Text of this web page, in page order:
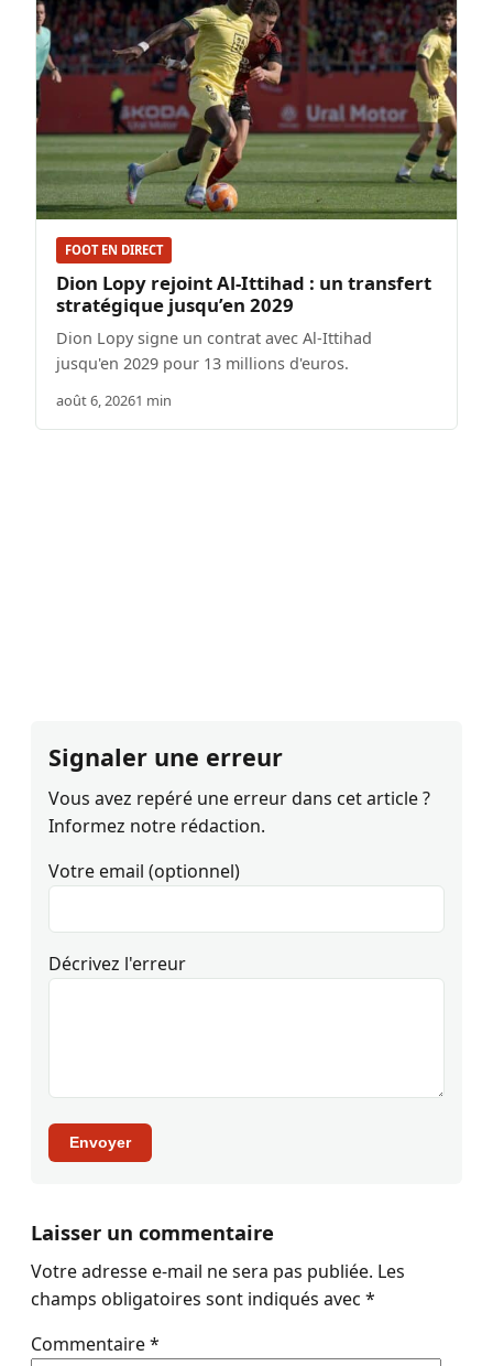
FOOT EN DIRECT
Dion Lopy rejoint Al-Ittihad : un transfert
stratégique jusqu’en 2029
Dion Lopy signe un contrat avec Al-Ittihad
jusqu'en 2029 pour 13 millions d'euros.
août 6, 20261 min
Signaler une erreur
Vous avez repéré une erreur dans cet article ?
Informez notre rédaction.
Votre email (optionnel)
Décrivez l'erreur
Envoyer
Laisser un commentaire
Votre adresse e-mail ne sera pas publiée. Les
champs obligatoires sont indiqués avec *
Commentaire*